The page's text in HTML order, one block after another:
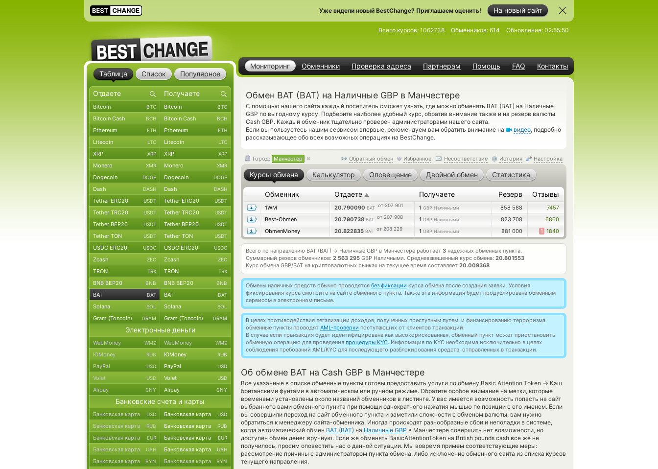
На новый сайт
Уже видели новый BestChange? Приглашаем оценить!
Мониторинг Обменники Проверка адреса Партнерам Помощь FAQ Контакты
Всего курсов: 1062738 Обменников: 614 Обновление: 02:55:50
Обмен BAT (BAT) на Наличные GBP в Манчестере
С помощью нашего сайта каждый посетитель сможет узнать, где можно обменять BAT (BAT) на Наличные
GBP по выгодному курсу. Подберите наиболее удобный курс, обратив внимание также и на резерв валюты
Cash GBP. Каждый обменник тщательно проверен администраторами нашего сайта.
Если вы пользуетесь нашим сервисом впервые, рекомендуем вам обратить внимание на
видео, подробно
рассказывающее обо всех возможных операциях на BestChange.
Обратный обмен Избранное Несоответствие История Настройка
Город: Манчестер
Курсы обмена Калькулятор Оповещение Двойной обмен Статистика
Обменник Отдаете ▲ Получаете Резерв Отзывы
1WM 20.790090 BAT от 207 901 1 GBP Наличными 858 588
7457
Best-Obmen
20.790738 BAT от 207 908 1 GBP Наличными 823 708
6860
ObmenMoney
20.822835 BAT от 208 229 1 GBP Наличными 881 000 1 1840
Всего по направлению BAT (BAT) → Наличные GBP в Манчестере работает 3 надежных обменных пункта.
Суммарный резерв обменников: 2 563 295 GBP Наличными. Средневзвешенный курс обмена: 20.801553
Курс обмена GBP/BAT на криптовалютных рынках на текущее время составляет 20.009368
Обмены наличных средств обычно проводятся без фиксации курса обмена после создания заявки. Условия
фиксирования курса смотрите на сайте обменного пункта. Также эта информация будет продублирована обменным
сервисом в электронном письме.
В целях противодействия легализации доходов, полученных преступным путем, и финансированию терроризма
обменные пункты проводят AML-проверки поступающих от клиентов транзакций.
В случае если транзакция будет идентифицирована как высокорискованная, обменный пункт может приостановить
обменную операцию для проведения процедуры KYC. Информация по KYC необходима исключительно в целях
соблюдения требований AML/KYC для последующего разблокирования средств, отправленных в транзакции.
Об обмене BAT на Cash GBP в Манчестере
Все указанные в списке обменные пункты готовы предоставить услуги по обмену Basic Attention Token → Кэш
британскими фунтами в автоматическом или ручном режиме. Обратите особое внимание на метки, которые
временами установлены около названий обменников в листинге. У вас имеется возможность попасть на сайт
выбранного вами обменного пункта при помощи однократного нажатия мышью по позиции с его именем. Если
вы совершили переход на сайт обменного пункта и заметили сложности с обменом валюты, вам нужно
обратиться к менеджеру сайта-обменника. Иногда происходят разнообразные сбои и неполадки в системе,
когда автоматический обмен BAT (BAT) на Наличные GBP в Манчестере совершить нет возможности, но
доступен обмен денег вручную. Если же обменять BasicAttentionToken на British pounds cash все же не
получилось, просим оповестить нас о данной ситуации. Мы вовремя примем соответствующие меры:
рассмотрение причины с администратором пункта обмена, либо исключение обменного сайта из списка курсов
текущего направления.
Таблица Список Популярное
Bitcoin BTC Bitcoin BTC
Bitcoin Cash BCH Bitcoin Cash BCH
Ethereum ETH Ethereum ETH
Litecoin LTC Litecoin LTC
XRP XRP XRP XRP
Monero XMR Monero XMR
Dogecoin DOGE Dogecoin DOGE
Dash DASH Dash DASH
Tether ERC20 USDT Tether ERC20 USDT
Tether TRC20 USDT Tether TRC20 USDT
Tether BEP20 USDT Tether BEP20 USDT
Tether TON USDT Tether TON USDT
USDC ERC20 USDC USDC ERC20 USDC
Zcash ZEC Zcash ZEC
TRON TRX TRON TRX
BNB BEP20 BNB BNB BEP20 BNB
BAT BAT BAT BAT
Solana SOL Solana SOL
Gram (Toncoin) GRAM Gram (Toncoin) GRAM
Электронные деньги
WebMoney WMZ WebMoney WMZ
ЮMoney RUB ЮMoney RUB
PayPal USD PayPal USD
Volet USD Volet USD
Alipay CNY Alipay CNY
Банковские счета и карты
Банковская карта USD Банковская карта USD
Банковская карта RUB Банковская карта RUB
Банковская карта EUR Банковская карта EUR
Банковская карта UAH Банковская карта UAH
Банковская карта BYN Банковская карта BYN